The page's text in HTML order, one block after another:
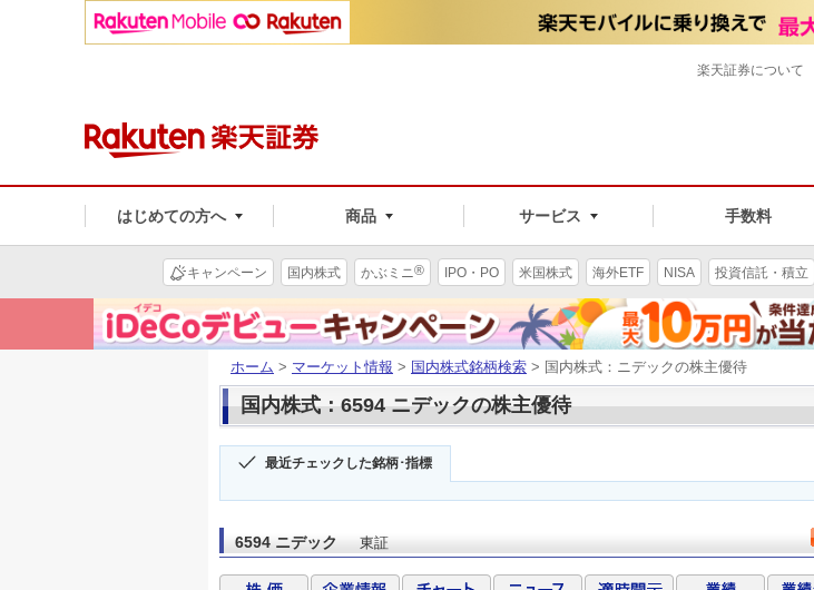
はじめての方へ 商品 サービス 手数料
楽天証券について
キャンペーン 国内株式 かぶミニ® IPO・PO 米国株式 海外ETF NISA 投資信託・積立
ホーム > マーケット情報 > 国内株式銘柄検索 > 国内株式：ニデックの株主優待
国内株式：6594 ニデックの株主優待
最近チェックした銘柄･指標
6594 ニデック 東証